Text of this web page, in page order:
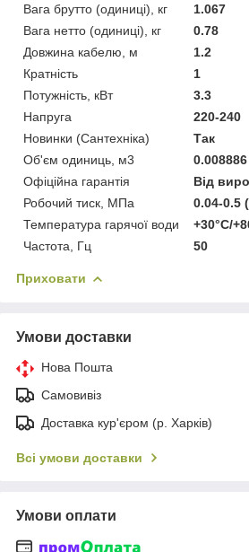
Вага брутто (одиниці), кг
1.067
Вага нетто (одиниці), кг
0.78
Довжина кабелю, м
1.2
Кратність
1
Потужність, кВт
3.3
Напруга
220-240
Новинки (Сантехніка)
Так
Об'єм одиниць, м3
0.008886
Офіційна гарантія
Від
Робочий тиск, МПа
0.04-0.5
Температура гарячої води
+30°С/
Частота, Гц
50
Приховати
Умови доставки
Нова Пошта
Самовивіз
Доставка кур'єром (р. Харків)
Всі умови доставки
Умови оплати